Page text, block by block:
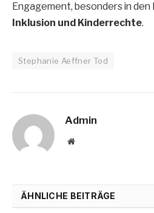
Engagement, besonders in
Inklusion und Kinderrechte.
Stephanie Aeffner Tod
Admin
Website
ÄHNLICHE BEITRÄGE